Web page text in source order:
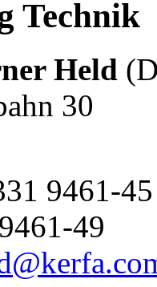
Technik
Held
30
9461-45
49